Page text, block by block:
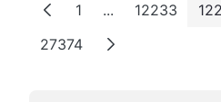
Pagina
1 ...PaginePagina
12233
Pagina
27374